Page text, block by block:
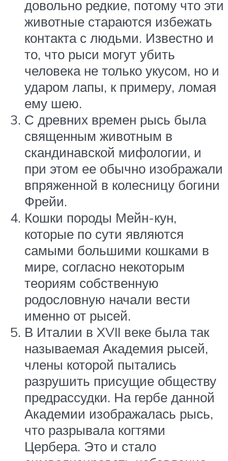
довольно редкие, потому что эти
животные стараются избежать
контакта с людьми. Известно и
то, что рыси могут убить
человека не только укусом, но и
ударом лапы, к примеру, ломая
ему шею.
С древних времен рысь была
священным животным в
скандинавской мифологии, и
при этом ее обычно изображали
впряженной в колесницу богини
Фрейи.
Кошки породы Мейн-кун,
которые по сути являются
самыми большими кошками в
мире, согласно некоторым
теориям собственную
родословную начали вести
именно от рысей.
В Италии в XVII веке была так
называемая Академия рысей,
члены которой пытались
разрушить присущие обществу
предрассудки. На гербе данной
Академии изображалась рысь,
что разрывала когтями
Цербера. Это и стало